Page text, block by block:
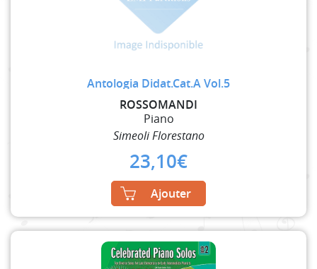
Antologia Didat.Cat.A Vol.5
ROSSOMANDI
Piano
Simeoli Florestano
23,10€
Ajouter